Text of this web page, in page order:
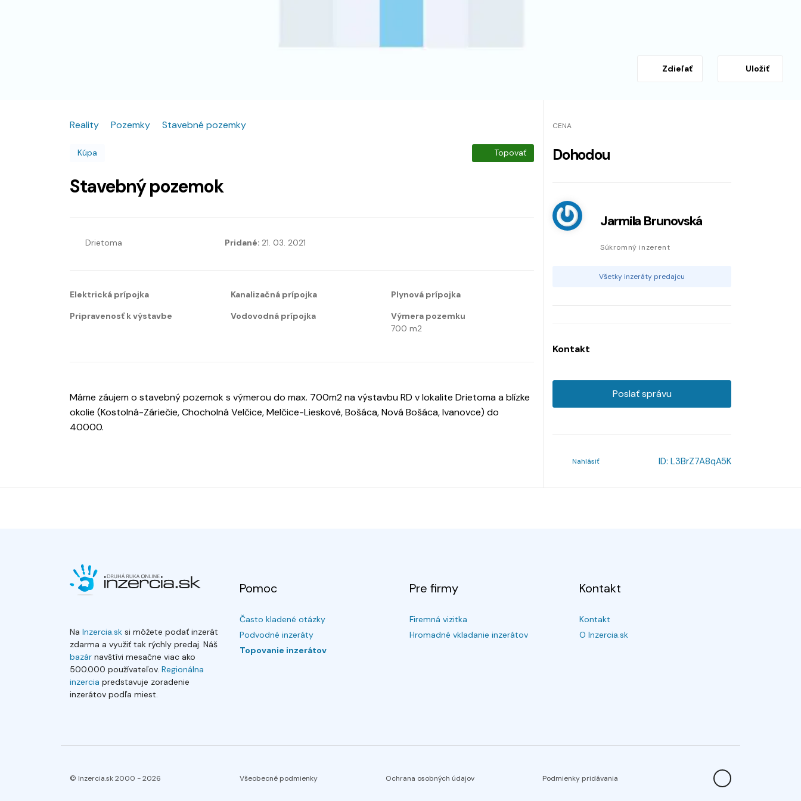
Zdieľať Uložiť
Reality Pozemky Stavebné pozemky
Kúpa Topovať
Stavebný pozemok
Drietoma Pridané: 21. 03. 2021
Elektrická prípojka Kanalizačná prípojka
Plynová prípojka
Pripravenosť k výstavbe
Vodovodná prípojka
Výmera pozemku
700 m2
Máme záujem o stavebný pozemok s výmerou do max. 700m2 na výstavbu RD v lokalite Drietoma a blízke
okolie (Kostolná-Záriečie, Chocholná Velčice, Melčice-Lieskové, Bošáca, Nová Bošáca, Ivanovce) do
40000.
CENA
Dohodou
Jarmila Brunovská
Súkromný inzerent
Všetky inzeráty predajcu
Kontakt
Poslať správu
Nahlásiť ID: L3BrZ7A8qA5K
Na Inzercia.sk si môžete podať inzerát
zdarma a využiť tak rýchly predaj. Náš
bazár navštívi mesačne viac ako
500.000 používateľov. Regionálna
inzercia predstavuje zoradenie
inzerátov podľa miest.
Pomoc
Často kladené otázky
Podvodné inzeráty
Topovanie inzerátov
Pre firmy
Firemná vizitka
Hromadné vkladanie inzerátov
Kontakt
Kontakt
O Inzercia.sk
© Inzercia.sk 2000 -2026 Všeobecné podmienky Ochrana osobných údajov Podmienky pridávania